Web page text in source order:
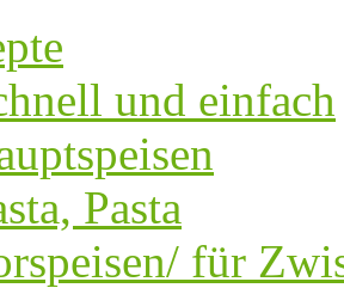
und einfach
Pasta
für